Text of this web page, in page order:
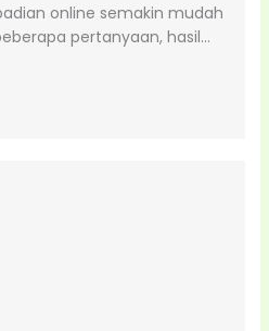
online semakin mudah
pertanyaan, hasil…